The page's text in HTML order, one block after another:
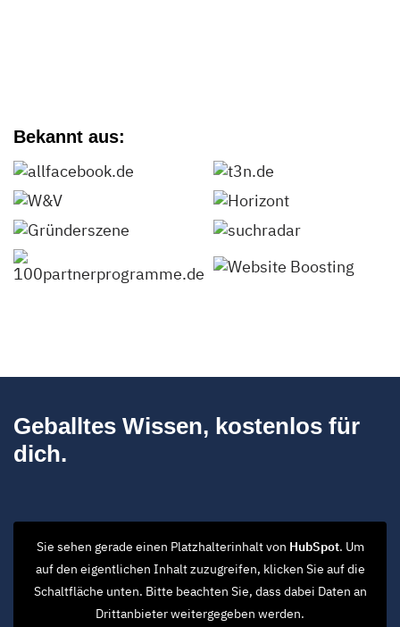
Bekannt aus:
Geballtes Wissen, kostenlos für
dich.
Sie sehen gerade einen Platzhalterinhalt von HubSpot. Um
auf den eigentlichen Inhalt zuzugreifen, klicken Sie auf die
Schaltfläche unten. Bitte beachten Sie, dass dabei Daten an
Drittanbieter weitergegeben werden.